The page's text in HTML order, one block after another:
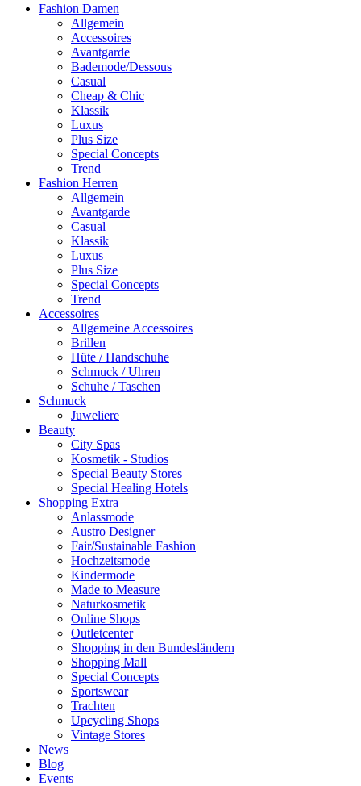
Fashion Damen
Allgemein
Accessoires
Avantgarde
Bademode/Dessous
Casual
Cheap & Chic
Klassik
Luxus
Plus Size
Special Concepts
Trend
Fashion Herren
Allgemein
Avantgarde
Casual
Klassik
Luxus
Plus Size
Special Concepts
Trend
Accessoires
Allgemeine Accessoires
Brillen
Hüte / Handschuhe
Schmuck / Uhren
Schuhe / Taschen
Schmuck
Juweliere
Beauty
City Spas
Kosmetik - Studios
Special Beauty Stores
Special Healing Hotels
Shopping Extra
Anlassmode
Austro Designer
Fair/Sustainable Fashion
Hochzeitsmode
Kindermode
Made to Measure
Naturkosmetik
Online Shops
Outletcenter
Shopping in den Bundesländern
Shopping Mall
Special Concepts
Sportswear
Trachten
Upcycling Shops
Vintage Stores
News
Blog
Events